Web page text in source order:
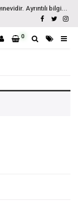
Ayrıntılı bilgi...
0